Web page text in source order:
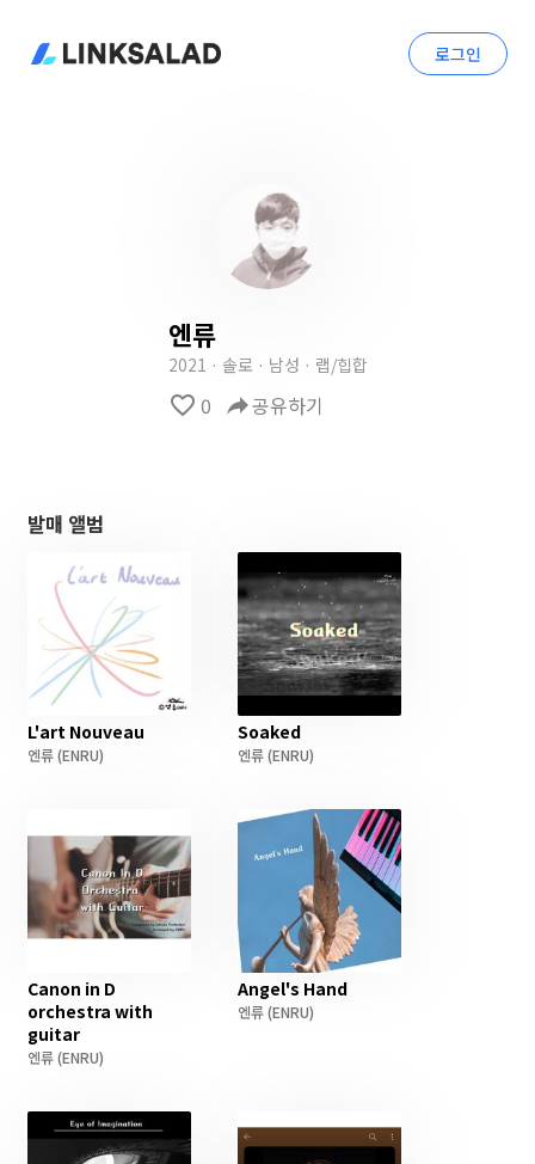
로그인
엔류
2021 · 솔로 · 남성 · 랩/힙합
favorite_border 0 reply공유하기
발매 앨범
L'art Nouveau
엔류(ENRU)
Soaked
엔류(ENRU)
Canon in D
orchestra with
guitar
엔류(ENRU)
Angel's Hand
엔류(ENRU)